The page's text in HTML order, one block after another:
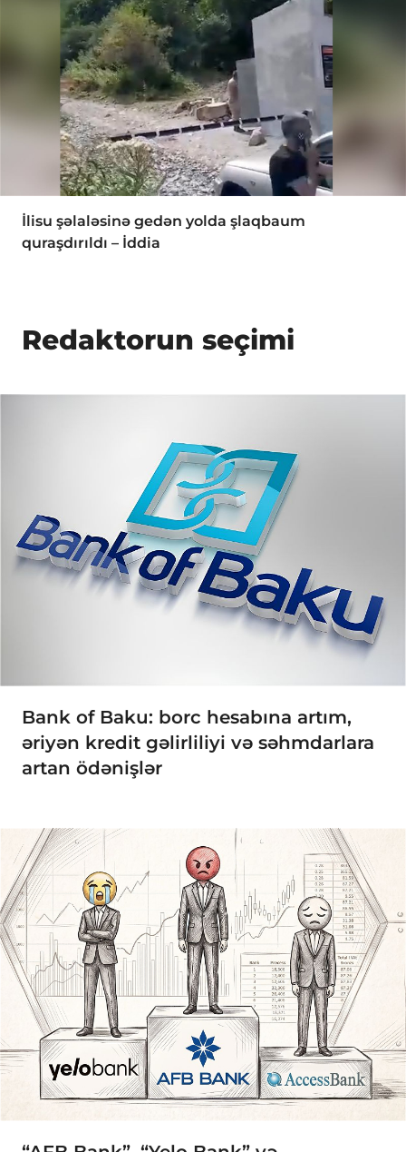
İlisu şəlaləsinə gedən yolda şlaqbaum
quraşdırıldı – İddia
Redaktorun seçimi
Bank of Baku: borc hesabına artım,
əriyən kredit gəlirliliyi və səhmdarlara
artan ödənişlər